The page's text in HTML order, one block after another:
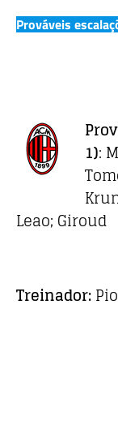
Prováveis
1):
Leao; Giroud
Treinador: